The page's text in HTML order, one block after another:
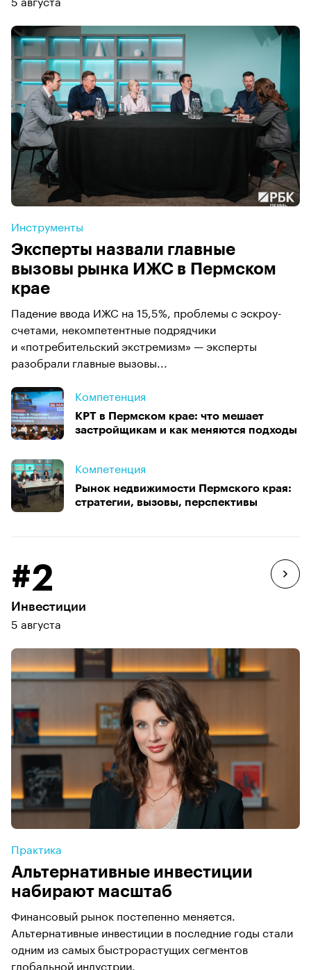
Инструменты
Эксперты назвали главные
вызовы рынка ИЖС в Пермском
крае
Падение ввода ИЖС на 15,5%, проблемы с эскроу-
счетами, некомпетентные подрядчики
и «потребительский экстремизм» — эксперты
разобрали главные вызовы...
Компетенция
КРТ в Пермском крае: что мешает
застройщикам и как меняются подходы
Компетенция
Рынок недвижимости Пермского края:
стратегии, вызовы, перспективы
#2
Инвестиции
5 августа
Практика
Альтернативные инвестиции
набирают масштаб
Финансовый рынок постепенно меняется.
Альтернативные инвестиции в последние годы стали
одним из самых быстрорастущих сегментов
глобальной индустрии.